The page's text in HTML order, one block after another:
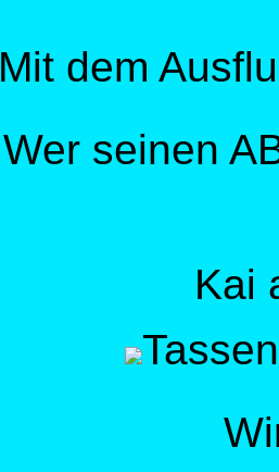
Mit dem
Wer seinen
Kai